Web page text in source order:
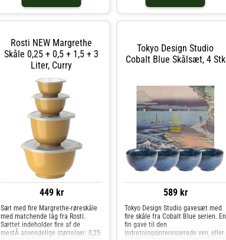
Rosti NEW Margrethe
Skåle 0,25 + 0,5 + 1,5 + 3
Liter, Curry
449 kr
Sæt med fire Margrethe-røreskåle
med matchende låg fra Rosti.
Sættet indeholder fire af de
mestÂ anvendelige størrelser: 0,25
Tokyo Design Studio
Cobalt Blue Skålsæt, 4 Stk
589 kr
Tokyo Design Studio gavesæt med
fire skåle fra Cobalt Blue serien. En
fin gave til den
indretningsinteresserede ven, eller